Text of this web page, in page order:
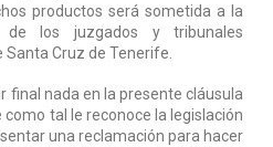
productos será sometida a la
de los juzgados y tribunales
Cruz de Tenerife.
final nada en la presente cláusula
tal le reconoce la legislación
una reclamación para hacer